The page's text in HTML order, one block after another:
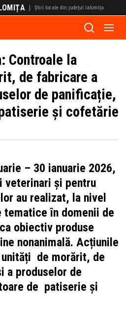
| Știri locale din județul Ialomița
Controale la
de fabricare a
de panificație,
și cofetărie
– 30 ianuarie 2026,
veterinari și pentru
au realizat, la nivel
tematice în domenii de
obiectiv produse
nonanimală. Acțiunile
de morărit, de
a produselor de
de patiserie și